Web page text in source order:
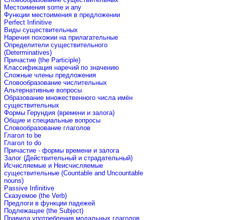
Местоимения some и any
Функции местоимения в предложении
Perfect Infinitive
Виды существительных
Наречия похожии на прилагательные
Определители существительного
(Determinatives)
Причастие (the Participle)
Классификация наречий по значению
Сложные члены предложения
Словообразование числительных
Альтернативные вопросы
Образование множественного числа имён
существительных
Формы Герундия (времени и залога)
Общие и специальные вопросы
Словообразование глаголов
Глагол to be
Глагол to do
Причастие - формы времени и залога
Залог (Действительный и страдательный)
Исчисляемые и Неисчисляемые
существительные (Countable and Uncountable
nouns)
Passive Infinitive
Сказуемое (the Verb)
Предлоги в функции падежей
Подлежащее (the Subject)
Правила употребления модальных глаголов